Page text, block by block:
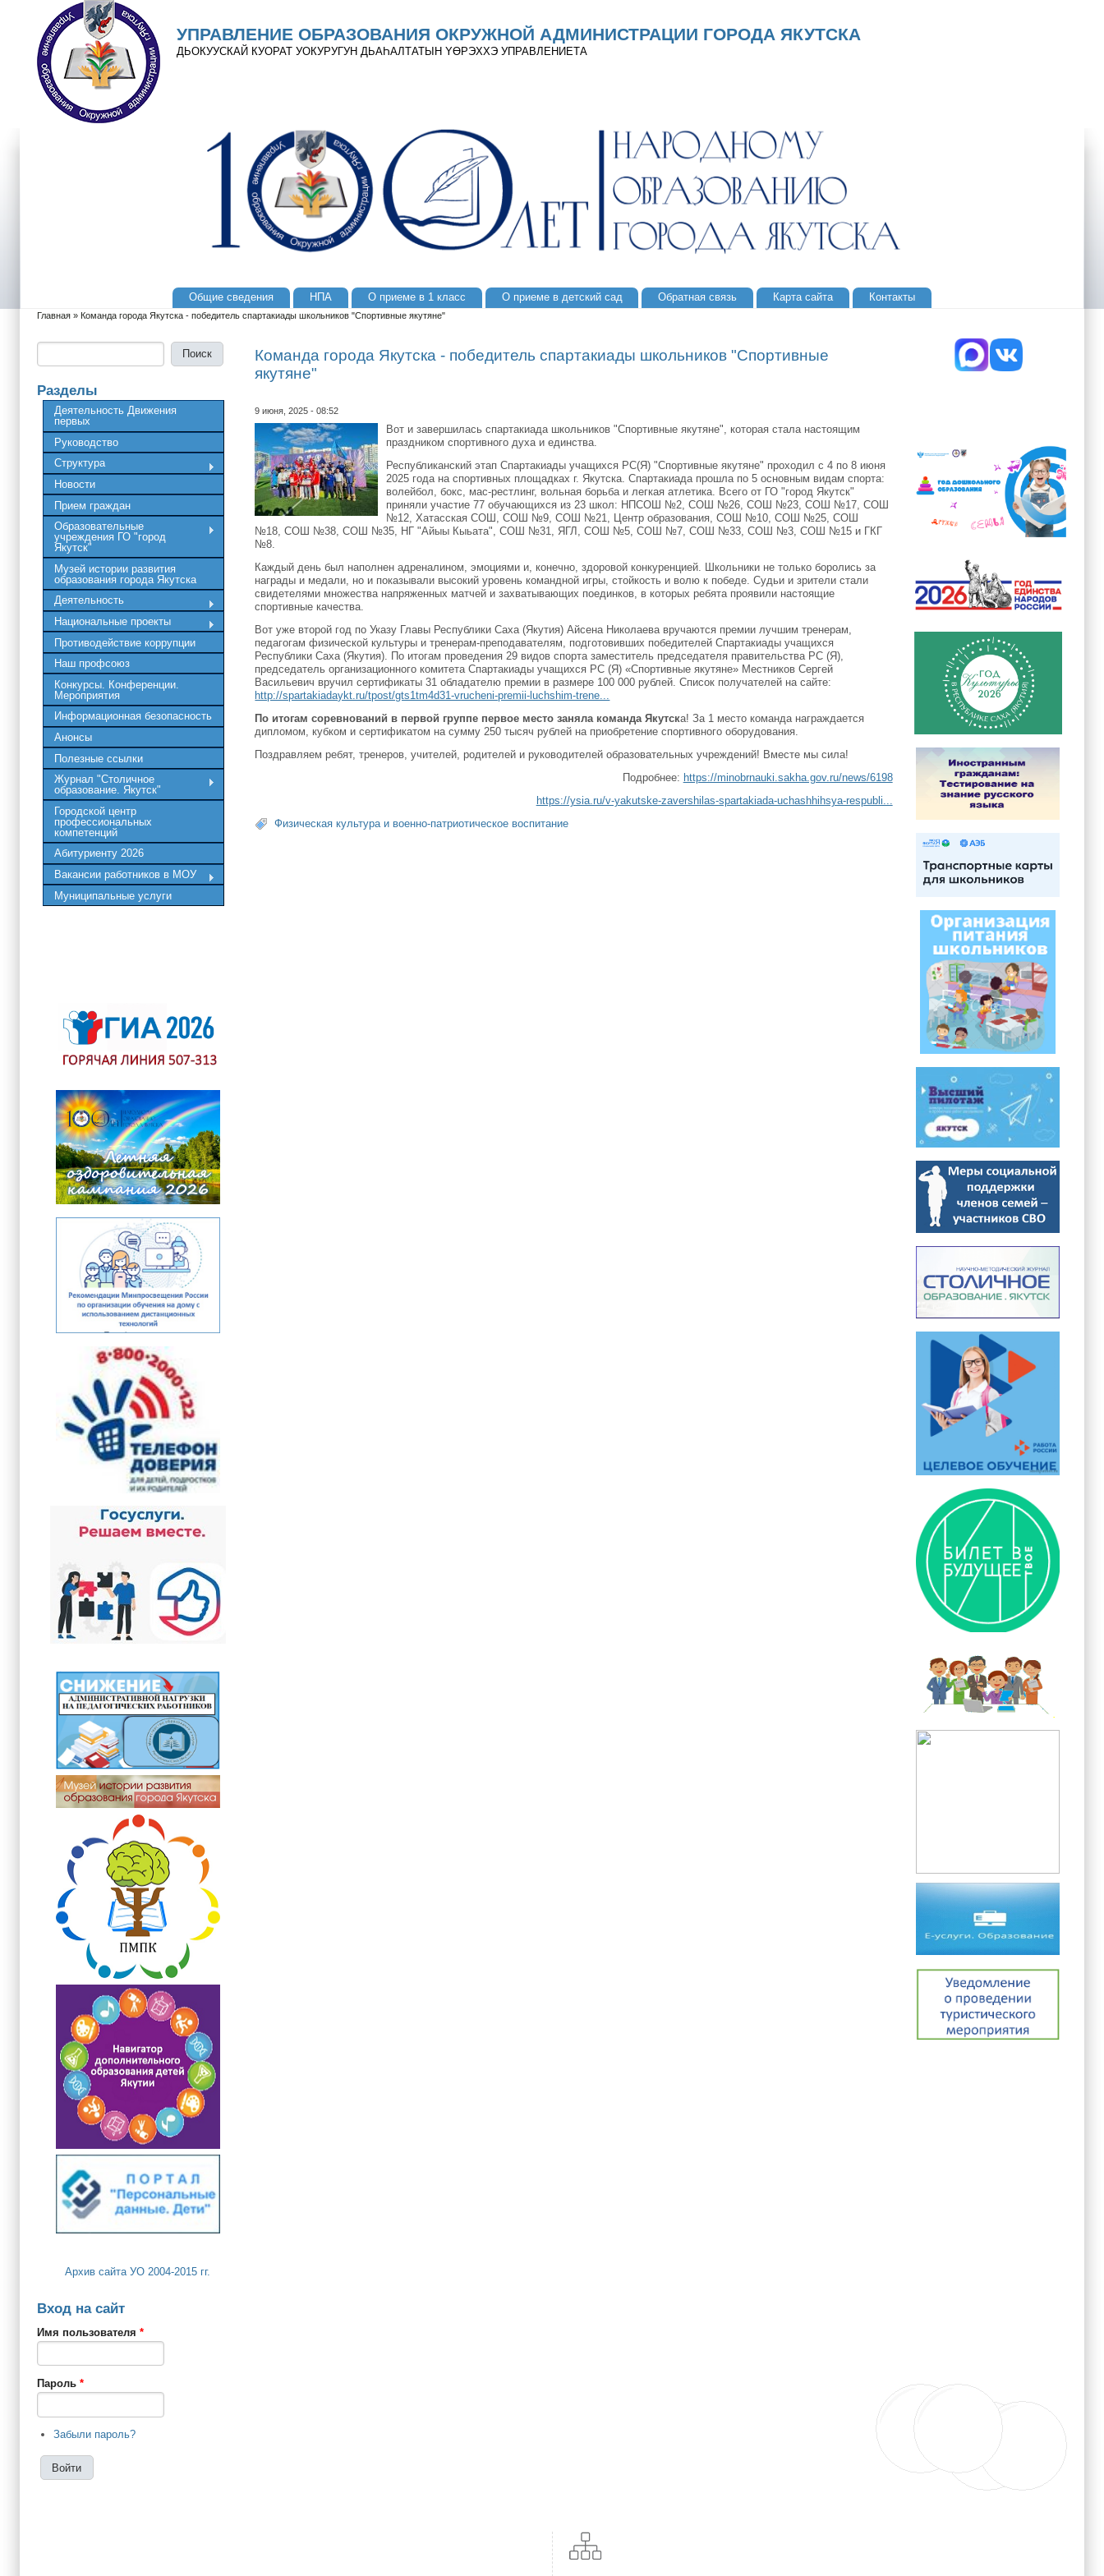
Перейти к основному содержанию
Skip to search
УПРАВЛЕНИЕ ОБРАЗОВАНИЯ ОКРУЖНОЙ АДМИНИСТРАЦИИ ГОРОДА ЯКУТСКА
ДЬОКУУСКАЙ КУОРАТ УОКУРУГУН ДЬАҺАЛТАТЫН YӨРЭХХЭ УПРАВЛЕНИЕТА
Общие сведения НПА О приеме в 1 класс О приеме в детский сад Обратная связь Карта сайта Контакты
Вы здесь
Главная » Команда города Якутска - победитель спартакиады школьников "Спортивные якутяне"
Разделы
Деятельность Движения
первых
Руководство
Структура
Новости
Прием граждан
Образовательные
учреждения ГО "город
Якутск"
Музей истории развития
образования города Якутска
Деятельность
Национальные проекты
Противодействие коррупции
Наш профсоюз
Конкурсы. Конференции.
Мероприятия
Информационная безопасность
Анонсы
Полезные ссылки
Журнал "Столичное
образование. Якутск"
Городской центр
профессиональных
компетенций
Абитуриенту 2026
Вакансии работников в МОУ
Муниципальные услуги
Архив сайта УО 2004-2015 гг.
Вход на сайт
Имя пользователя *
Пароль *
Забыли пароль?
Команда города Якутска - победитель спартакиады школьников "Спортивные
якутяне"
9 июня, 2025 - 08:52
Вот и завершилась спартакиада школьников "Спортивные якутяне", которая стала настоящим
праздником спортивного духа и единства.
Республиканский этап Спартакиады учащихся РС(Я) "Спортивные якутяне" проходил с 4 по 8 июня
2025 года на спортивных площадках г. Якутска. Спартакиада прошла по 5 основным видам спорта:
волейбол, бокс, мас-рестлинг, вольная борьба и легкая атлетика. Всего от ГО "город Якутск"
приняли участие 77 обучающихся из 23 школ: НПСОШ №2, СОШ №26, СОШ №23, СОШ №17, СОШ
№12, Хатасская СОШ, СОШ №9, СОШ №21, Центр образования, СОШ №10, СОШ №25, СОШ
№18, СОШ №38, СОШ №35, НГ "Айыы Кыьата", СОШ №31, ЯГЛ, СОШ №5, СОШ №7, СОШ №33, СОШ №3, СОШ №15 и ГКГ
№8.
Каждый день был наполнен адреналином, эмоциями и, конечно, здоровой конкуренцией. Школьники не только боролись за
награды и медали, но и показывали высокий уровень командной игры, стойкость и волю к победе. Судьи и зрители стали
свидетелями множества напряженных матчей и захватывающих поединков, в которых ребята проявили настоящие
спортивные качества.
Вот уже второй год по Указу Главы Республики Саха (Якутия) Айсена Николаева вручаются премии лучшим тренерам,
педагогам физической культуры и тренерам-преподавателям, подготовивших победителей Спартакиады учащихся
Республики Саха (Якутия). По итогам проведения 29 видов спорта заместитель председателя правительства РС (Я),
председатель организационного комитета Спартакиады учащихся РС (Я) «Спортивные якутяне» Местников Сергей
Васильевич вручил сертификаты 31 обладателю премии в размере 100 000 рублей. Список получателей на сайте:
http://spartakiadaykt.ru/tpost/gts1tm4d31-vrucheni-premii-luchshim-trene...
По итогам соревнований в первой группе первое место заняла команда Якутска! За 1 место команда награждается
дипломом, кубком и сертификатом на сумму 250 тысяч рублей на приобретение спортивного оборудования.
Поздравляем ребят, тренеров, учителей, родителей и руководителей образовательных учреждений! Вместе мы сила!
Подробнее: https://minobrnauki.sakha.gov.ru/news/6198
https://ysia.ru/v-yakutske-zavershilas-spartakiada-uchashhihsya-respubli...
Физическая культура и военно-патриотическое воспитание